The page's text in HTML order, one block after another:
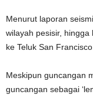
Menurut laporan
wilayah pesisir,
ke Teluk San Francisco.
Meskipun guncangan
guncangan sebagai